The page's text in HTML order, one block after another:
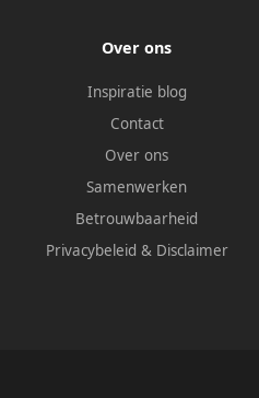
Over ons
Inspiratie blog
Contact
Over ons
Samenwerken
Betrouwbaarheid
Privacybeleid & Disclaimer